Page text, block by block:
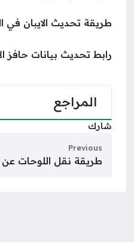
طريقة تحديث الايبان في
رابط تحديث بيانات حافز
المراجع
شارك
Previous
طريقة نقل اللوحات